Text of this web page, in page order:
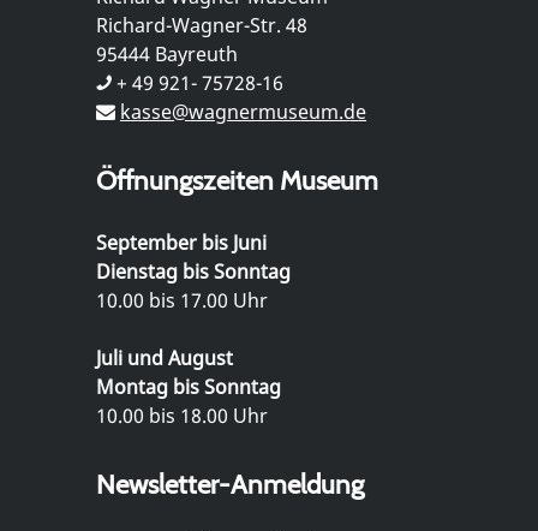
Richard-Wagner-Str. 48
95444 Bayreuth
+ 49 921- 75728-16
kasse@wagnermuseum.de
Öffnungszeiten Museum
September bis Juni
Dienstag bis Sonntag
10.00 bis 17.00 Uhr
Juli und August
Montag bis Sonntag
10.00 bis 18.00 Uhr
Newsletter-Anmeldung